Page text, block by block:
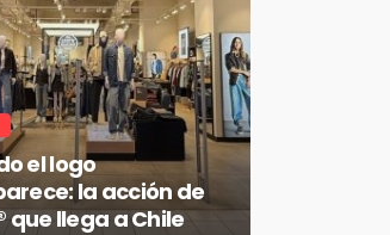
el logo
la acción de
que llega a Chile